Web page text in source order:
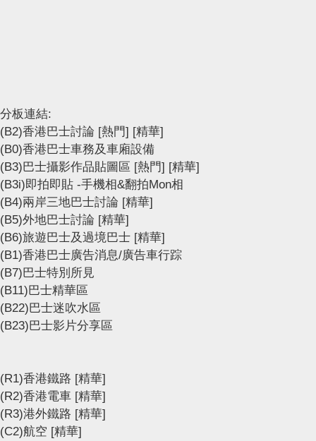
分板連結:
(B2)香港巴士討論 [熱門] [精華]
(B0)香港巴士車務及車廂設備
(B3)巴士攝影作品貼圖區 [熱門] [精華]
(B3i)即拍即貼 -手機相&翻拍Mon相
(B4)兩岸三地巴士討論 [精華]
(B5)外地巴士討論 [精華]
(B6)旅遊巴士及過境巴士 [精華]
(B1)香港巴士廣告消息/廣告車行踪
(B7)巴士特別所見
(B11)巴士精華區
(B22)巴士迷吹水區
(B23)巴士影片分享區
(R1)香港鐵路 [精華]
(R2)香港電車 [精華]
(R3)港外鐵路 [精華]
(C2)航空 [精華]